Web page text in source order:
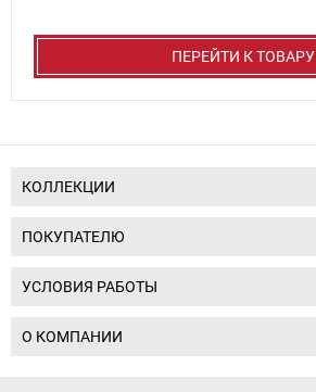
ПЕРЕЙТИ К ТОВАРУ
КОЛЛЕКЦИИ
ПОКУПАТЕЛЮ
УСЛОВИЯ РАБОТЫ
О КОМПАНИИ